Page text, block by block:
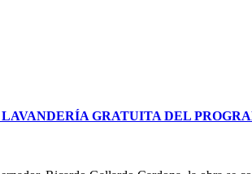
GRATUITA DEL